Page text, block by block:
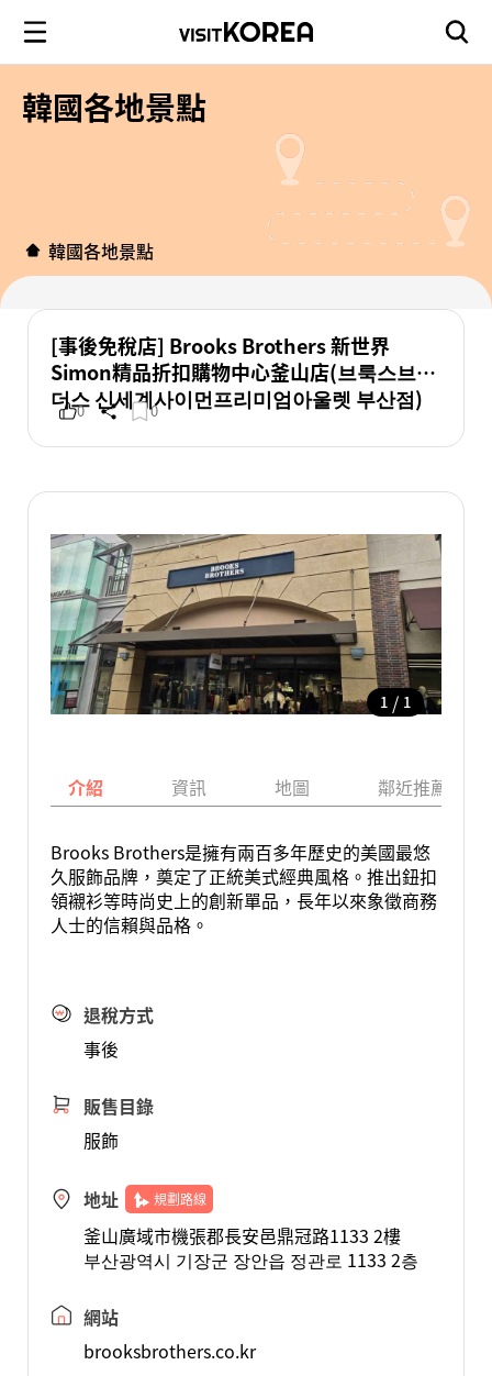
韓國各地景點
韓國各地景點
[事後免稅店] Brooks Brothers 新世界
Simon精品折扣購物中心釜山店(브룩스브라
더스 신세계사이먼프리미엄아울렛 부산점)
0 0
1 / 1
介紹 資訊 地圖 鄰近推薦景點
Brooks Brothers是擁有兩百多年歷史的美國最悠
久服飾品牌，奠定了正統美式經典風格。推出鈕扣
領襯衫等時尚史上的創新單品，長年以來象徵商務
人士的信賴與品格。
退稅方式
事後
販售目錄
服飾
地址 規劃路線
釜山廣域市機張郡長安邑鼎冠路1133 2樓
부산광역시 기장군 장안읍 정관로 1133 2층
網站
brooksbrothers.co.kr